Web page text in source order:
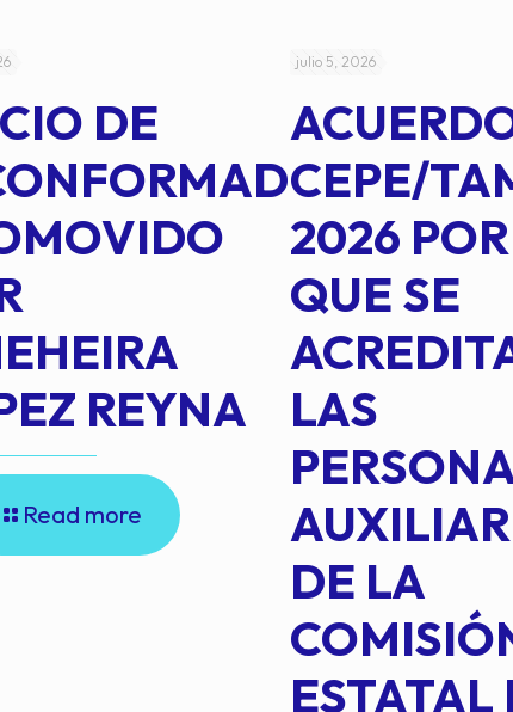
DE
REYNA
Read more
julio 5, 2026
CEPE/
2026
QUE SE
LAS
DE LA
ESTATAL